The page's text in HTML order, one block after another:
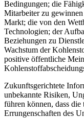
Bedingungen; die
Mitarbeiter zu
Markt; die von den
Technologien; der
Beziehungen zu
Wachstum der
positive öffentliche
Zukunftsgerichtete
unbekannte Risiken,
führen können, dass die
Errungenschaften des